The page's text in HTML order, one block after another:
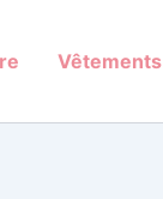
Vêtements